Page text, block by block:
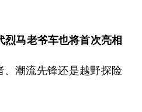
烈马老爷车也将首次亮相
、潮流先锋还是越野探险